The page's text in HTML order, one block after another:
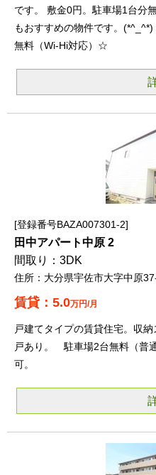
です。 敷金0円。駐車場1台分
もおすすめの物件です。
無料（Wi-Hi対応）☆
登録番号BAZA007301-2
田中アパート中原 2
3DK
大分県宇佐市大字中原
5.0万円/月
戸建てタイプの賃貸住宅。収
戸あり。 駐車場2台無料（普
可。